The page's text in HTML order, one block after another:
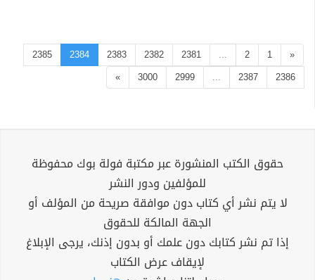
«
1
2
...
2381
2382
2383
2384
2385
2386
2387
...
2999
3000
»
حقوق الكتب المنشورة عبر مكتبة فولة بوك محفوظة
للمؤلفين ودور النشر
لا يتم نشر أي كتاب دون موافقة صريحة من المؤلف أو
الجهة المالكة للحقوق
إذا تم نشر كتابك دون علمك أو بدون إذنك، يرجى الإبلاغ
لإيقاف عرض الكتاب